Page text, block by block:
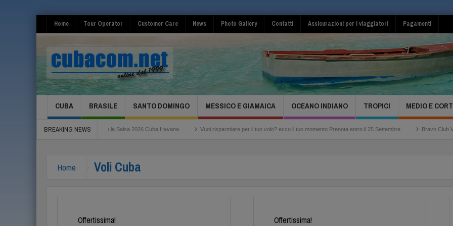
Home Tour Operator Customer Care News Photo Gallery Contatti Assicurazioni per i viaggiatori Pagamenti
CUBA BRASILE SANTO DOMINGO MESSICO E GIAMAICA OCEANO INDIANO TROPICI MEDIO E
BREAKING NEWS
Festival de la Salsa 2026 Cuba Havana Vuoi risparmiare per il tuo volo? ecco il tuo momento Prenota entro il 25 Settembre Bravo Club Viva Miches
Home Voli Cuba
Offertissima! Offertissima!